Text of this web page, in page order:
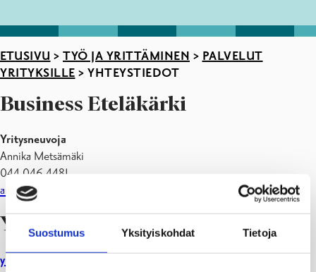
Suostumus Yksityiskohdat Tietoja
ETUSIVU > TYÖ JA YRITTÄMINEN > PALVELUT
YRITYKSILLE > YHTEYSTIEDOT
Business Eteläkärki
Yritysneuvoja
Annika Metsämäki
044 046 4481
annika.metsamaki@raasepori.fi
Yrityspalvelut
yrityspalvelut@raasepori.fi